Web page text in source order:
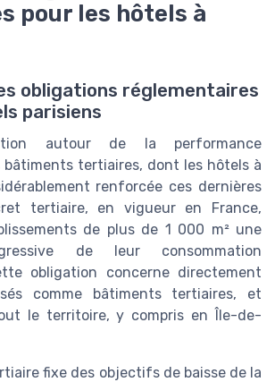
pour les hôtels à
obligations réglementaires
parisiens
autour de la performance
bâtiments tertiaires, dont les hôtels à
renforcée ces dernières
tertiaire, en vigueur en France,
de plus de 1 000 m² une
de leur consommation
obligation concerne directement
comme bâtiments tertiaires, et
le territoire, y compris en Île-de-
fixe des objectifs de baisse de la